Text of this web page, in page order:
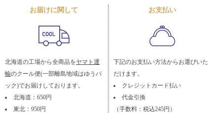
お届けに関して
北海道の工場から全商品をヤマト運
輸のクール便(一部離島地域はゆうパ
ック)でお届けしております。
北海道：650円
東北：950円
お支払い
下記のお支払い方法からお選びいた
だけます。
クレジットカード払い
代金引換
（手数料：税込245円）